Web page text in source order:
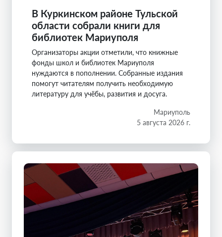
В Куркинском районе Тульской
области собрали книги для
библиотек Мариуполя
Организаторы акции отметили, что книжные
фонды школ и библиотек Мариуполя
нуждаются в пополнении. Собранные издания
помогут читателям получить необходимую
литературу для учёбы, развития и досуга.
Мариуполь
5 августа 2026 г.